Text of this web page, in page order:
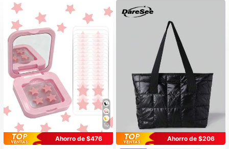
10
Ahorro de $476
Ahorro de $206